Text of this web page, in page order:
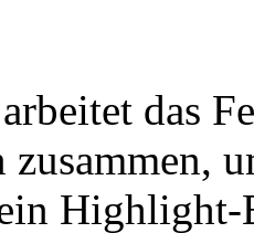
das
zusammen,
Highlight-